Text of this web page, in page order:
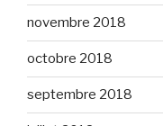
novembre 2018
octobre 2018
septembre 2018